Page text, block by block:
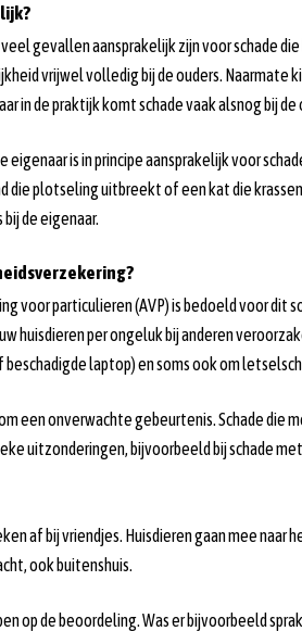
gevallen aansprakelijk zijn voor schade
vrijwel volledig bij de ouders. Naarmate
in de praktijk komt schade vaak alsnog bij
eigenaar is in principe aansprakelijk voor
die plotseling uitbreekt of een kat die
de eigenaar.
voor particulieren (AVP) is bedoeld voor
huisdieren per ongeluk bij anderen
laptop) en soms ook om
een onverwachte gebeurtenis. Schade die
uitzonderingen, bijvoorbeeld bij schade
af bij vriendjes. Huisdieren gaan mee
ook buitenshuis.
op de beoordeling. Was er bijvoorbeeld